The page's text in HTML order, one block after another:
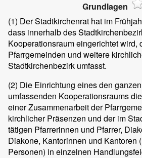
Grundlagen
(1) Der Stadtkirchenrat hat im
dass innerhalb des
Kooperationsraum eingerichtet wird,
Pfarrgemeinden und weitere
Stadtkirchenbezirk umfasst.
(2) Die Einrichtung eines den
umfassenden Kooperationsraums
einer Zusammenarbeit der
kirchlicher Präsenzen und der im
tätigen Pfarrerinnen und Pfarrer,
Diakone, Kantorinnen und Kantoren
Personen) in einzelnen